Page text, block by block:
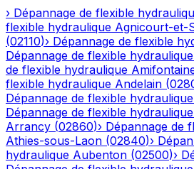
› Dépannage de flexible
flexible hydraulique Agnicourt-et-
(02110)› Dépannage de flexible
Dépannage de flexible hydraulique
de flexible hydraulique
flexible hydraulique Andelain (
Dépannage de flexible hydraulique
Dépannage de flexible hydraulique
Arrancy (02860)› Dépannage de
Athies-sous-Laon (02840)›
hydraulique Aubenton (02500)›